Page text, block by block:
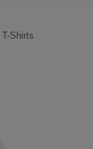
T-Shirts